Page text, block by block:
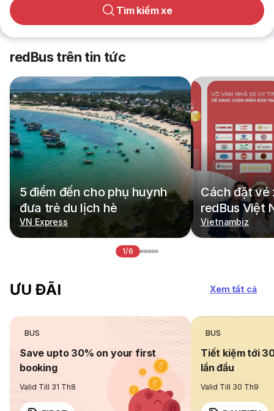
Tìm kiếm xe
redBus trên tin tức
5 điểm đến cho phụ huynh
đưa trẻ du lịch hè
VN Express
Cách đặt vé
redBus Việt
Vietnambiz
1/6
ƯU ĐÃI Xem tất cả
BUS
Save upto 30% on your first
booking
Valid Till 31 Th8
BUS
Tiết kiệm tới
lần đầu
Valid Till 30 Th9